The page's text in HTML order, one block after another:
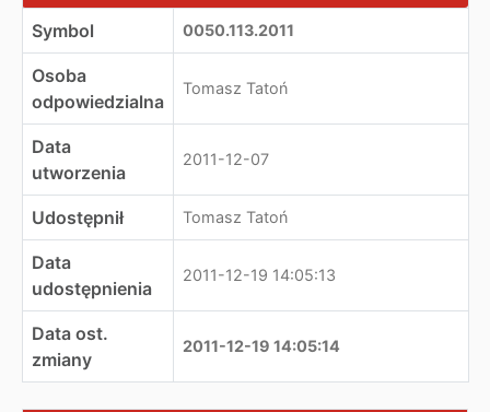
Symbol 0050.113.2011
Osoba
odpowiedzialna
Tomasz Tatoń
Data
utworzenia
2011-12-07
Udostępnił Tomasz Tatoń
Data
udostępnienia
2011-12-19 14:05:13
Data ost.
zmiany
2011-12-19 14:05:14